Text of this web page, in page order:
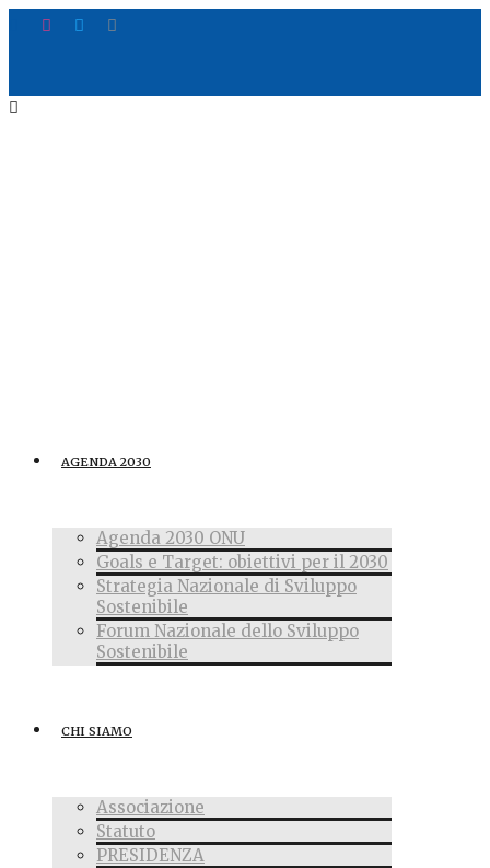
AGENDA 2030
Agenda 2030 ONU
Goals e Target: obiettivi per il 2030
Strategia Nazionale di Sviluppo
Sostenibile
Forum Nazionale dello Sviluppo
Sostenibile
CHI SIAMO
Associazione
Statuto
PRESIDENZA